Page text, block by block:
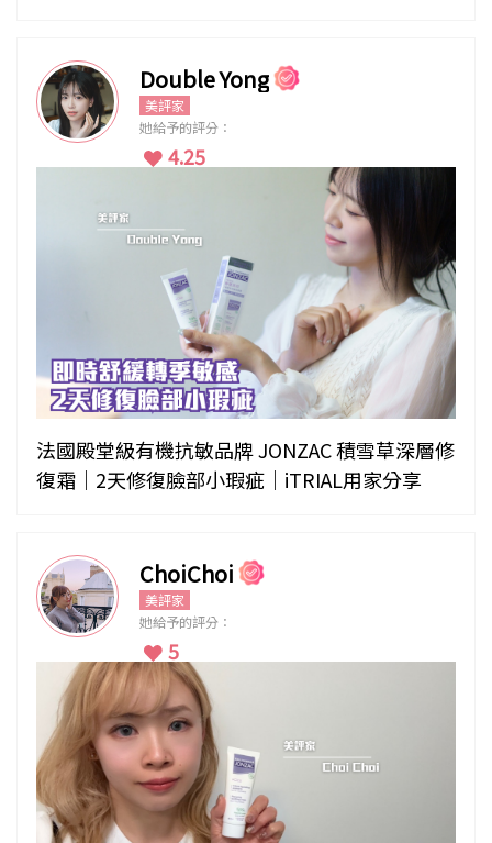
Double Yong
美評家
她給予的評分：
4.25
法國殿堂級有機抗敏品牌 JONZAC 積雪草深層修
復霜｜2天修復臉部小瑕疵｜iTRIAL用家分享
ChoiChoi
美評家
她給予的評分：
5